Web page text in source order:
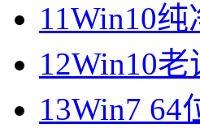
11Win10纯
12Win10
13Win7 64